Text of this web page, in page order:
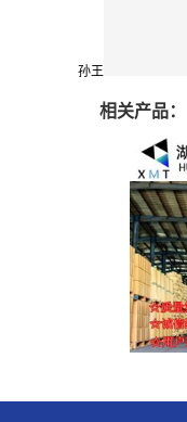
孙王
相关产品：